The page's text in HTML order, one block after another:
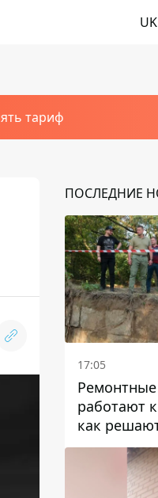
UK
тариф
ПОСЛЕДНИЕ
17:05
работают
как
водой в
громаде